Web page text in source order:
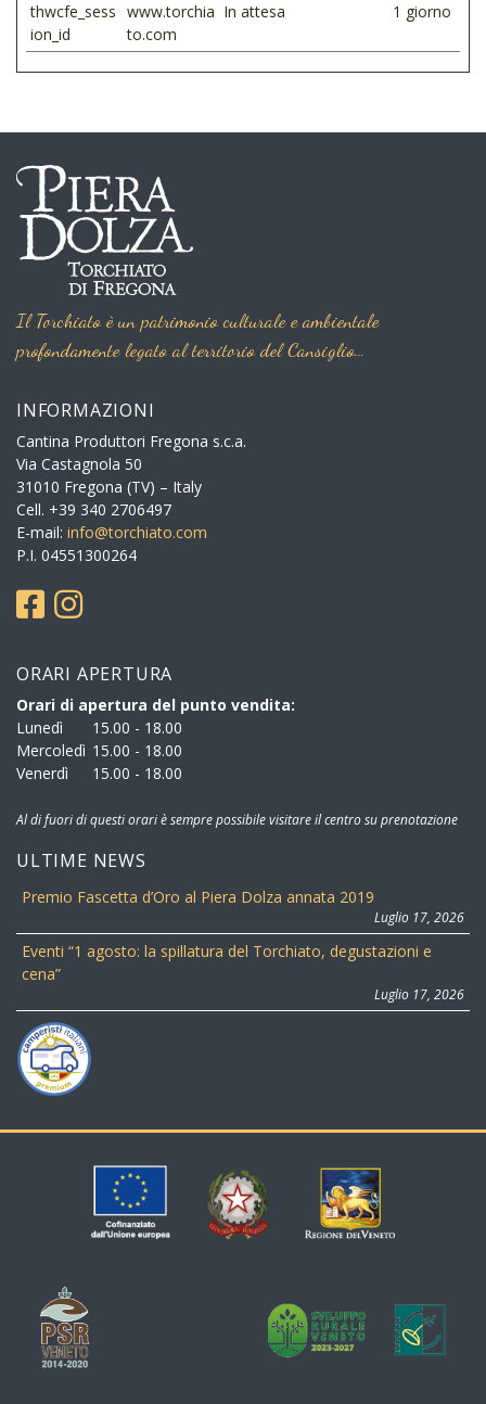
thwcfe_sess
ion_id
www.torchia
to.com
In attesa 1 giorno
Il Torchiato è un patrimonio culturale e ambientale
profondamente legato al territorio del Cansiglio…
INFORMAZIONI
Cantina Produttori Fregona s.c.a.
Via Castagnola 50
31010 Fregona (TV) – Italy
Cell. +39 340 2706497
E-mail: info@torchiato.com
P.I. 04551300264
ORARI APERTURA
Orari di apertura del punto vendita:
Lunedì
15.00 - 18.00
Mercoledì 15.00 - 18.00
Venerdì
15.00 - 18.00
Al di fuori di questi orari è sempre possibile visitare il centro su prenotazione
ULTIME NEWS
Premio Fascetta d’Oro al Piera Dolza annata 2019
Luglio 17, 2026
Eventi “1 agosto: la spillatura del Torchiato, degustazioni e
cena”
Luglio 17, 2026